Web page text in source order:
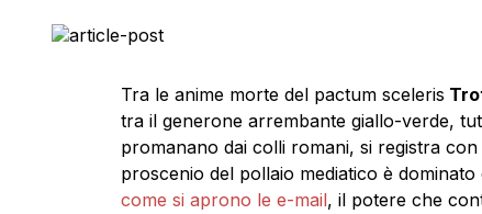
Tra le anime morte del pactum sceleris
tra il generone arrembante giallo-verde,
promanano dai colli romani, si registra
proscenio del pollaio mediatico è
come si aprono le e-mail, il potere che